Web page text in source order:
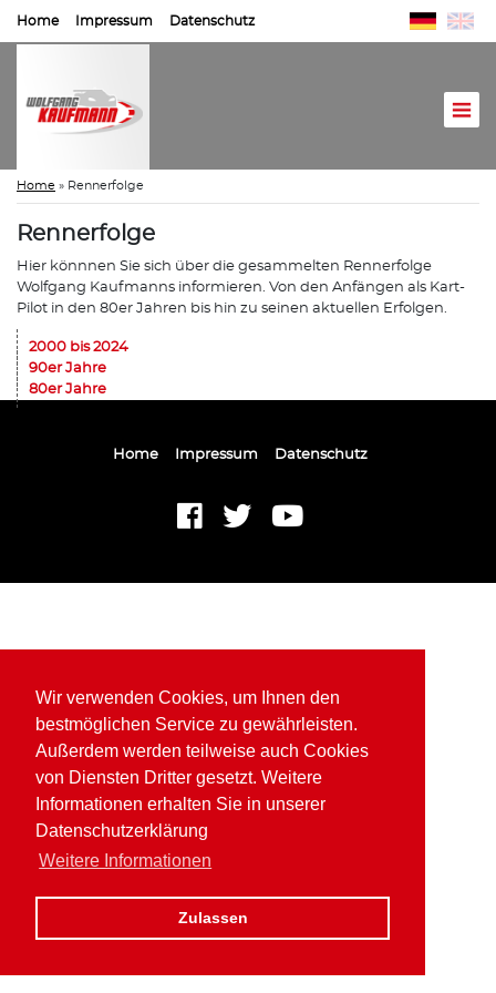
Wir verwenden Cookies, um Ihnen den
bestmöglichen Service zu gewährleisten.
Außerdem werden teilweise auch Cookies
von Diensten Dritter gesetzt. Weitere
Informationen erhalten Sie in unserer
Datenschutzerklärung
Weitere Informationen
Zulassen
Home Impressum Datenschutz
Home » Rennerfolge
Rennerfolge
Hier könnnen Sie sich über die gesammelten Rennerfolge
Wolfgang Kaufmanns informieren. Von den Anfängen als Kart-
Pilot in den 80er Jahren bis hin zu seinen aktuellen Erfolgen.
2000 bis 2024
90er Jahre
80er Jahre
Home Impressum Datenschutz